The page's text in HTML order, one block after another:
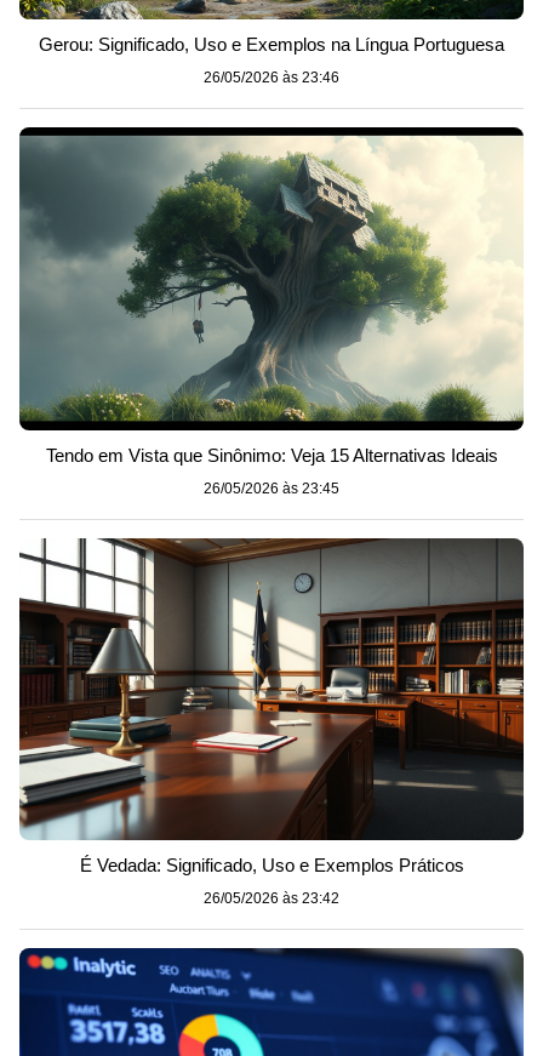
Gerou: Significado, Uso e Exemplos na Língua Portuguesa
26/05/2026 às 23:46
Tendo em Vista que Sinônimo: Veja 15 Alternativas Ideais
26/05/2026 às 23:45
É Vedada: Significado, Uso e Exemplos Práticos
26/05/2026 às 23:42